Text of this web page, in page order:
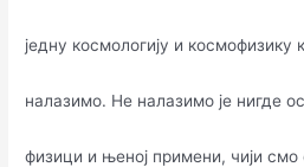
једну космологију и космофизику
налазимо. Не налазимо је нигде
физици и њеној примени, чији смо